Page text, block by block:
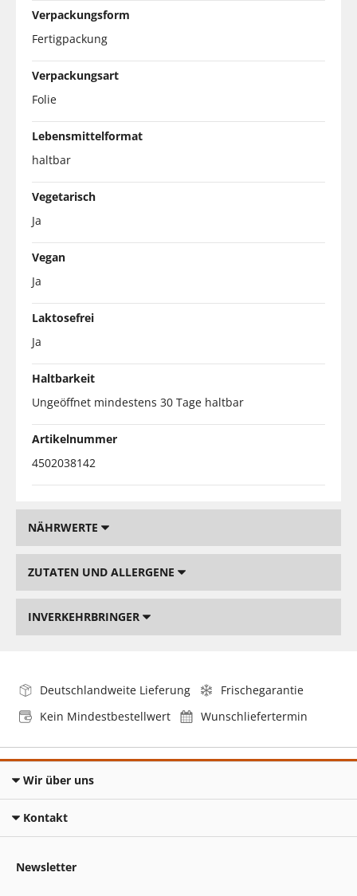
Verpackungsform
Fertigpackung
Verpackungsart
Folie
Lebensmittelformat
haltbar
Vegetarisch
Ja
Vegan
Ja
Laktosefrei
Ja
Haltbarkeit
Ungeöffnet mindestens 30 Tage haltbar
Artikelnummer
4502038142
NÄHRWERTE
ZUTATEN UND ALLERGENE
INVERKEHRBRINGER
Deutschlandweite Lieferung
Frischegarantie
Kein Mindestbestellwert
Wunschliefertermin
Wir über uns
Kontakt
Newsletter